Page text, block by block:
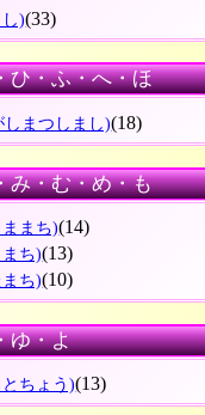
し)(33)
ひ・ふ・へ・ほ
しまつしまし)(18)
み・む・め・も
まち)(14)
ち)(13)
ち)(10)
ゆ・よ
ちょう)(13)